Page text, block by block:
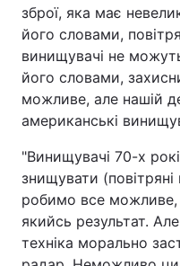
зброї, яка має
його словами,
винищувачі не
його словами,
можливе, але нашій
американські
"Винищувачі 70-х
знищувати (повітряні
робимо все можливе,
якийсь результат.
техніка морально